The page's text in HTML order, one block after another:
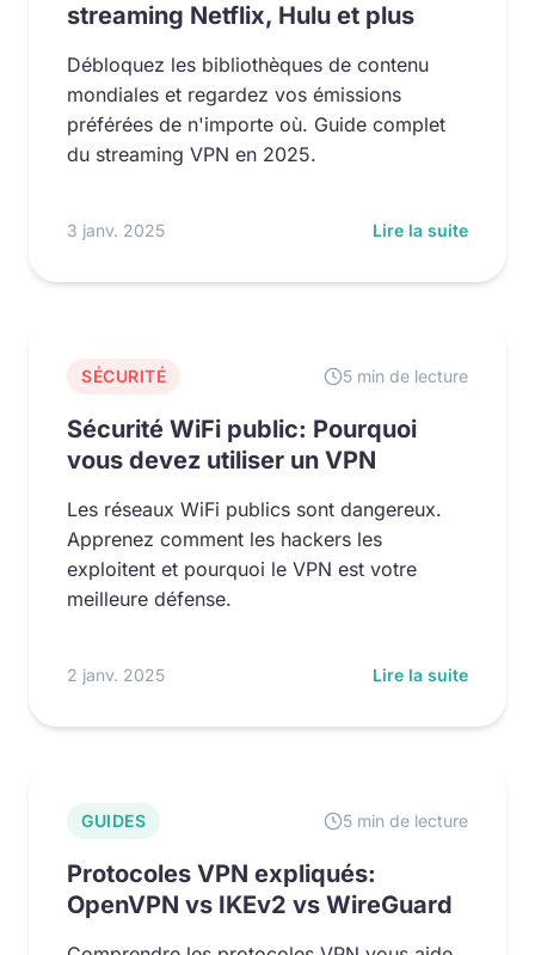
streaming Netflix, Hulu et plus
Débloquez les bibliothèques de contenu
mondiales et regardez vos émissions
préférées de n'importe où. Guide complet
du streaming VPN en 2025.
3 janv. 2025 Lire la suite
SÉCURITÉ 5 min de lecture
Sécurité WiFi public: Pourquoi
vous devez utiliser un VPN
Les réseaux WiFi publics sont dangereux.
Apprenez comment les hackers les
exploitent et pourquoi le VPN est votre
meilleure défense.
2 janv. 2025 Lire la suite
GUIDES 5 min de lecture
Protocoles VPN expliqués:
OpenVPN vs IKEv2 vs WireGuard